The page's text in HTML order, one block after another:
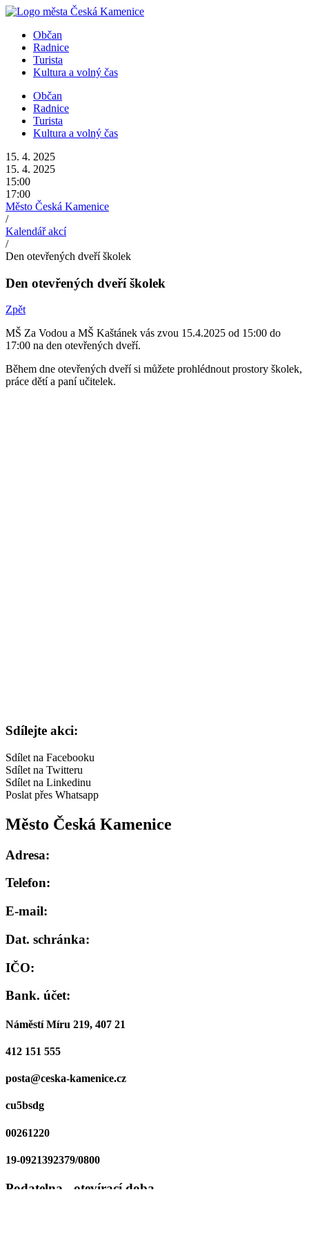
Přejít
obsahuObčan
Radnice
Turista
Kultura a volný čas
Občan
Radnice
Turista
Kultura a volný čas
15. 4. 2025
15. 4. 2025
15:00
17:00
Město Česká Kamenice
/
Kalendář akcí
/
Den otevřených dveří školek
Den otevřených dveří školek
Zpět
MŠ Za Vodou a MŠ Kaštánek vás zvou 15.4.2025 od 15:00 do
17:00 na den otevřených dveří.
Během dne otevřených dveří si můžete prohlédnout prostory školek,
práce dětí a paní učitelek.
Sdílejte akci:
Sdílet na Facebooku
Sdílet na Twitteru
Sdílet na Linkedinu
Poslat přes Whatsapp
Město Česká Kamenice
Adresa:
Telefon:
E-mail:
Dat. schránka:
IČO:
Bank. účet:
Náměstí Míru 219, 407 21
412 151 555
posta@ceska-kamenice.cz
cu5bsdg
00261220
19-0921392379/0800
Podatelna - otevírací doba